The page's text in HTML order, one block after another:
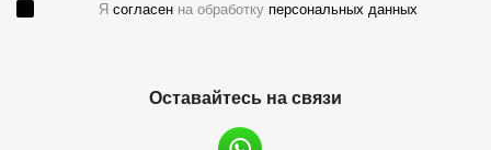
Я согласен на обработку персональных данных
Оставайтесь на связи